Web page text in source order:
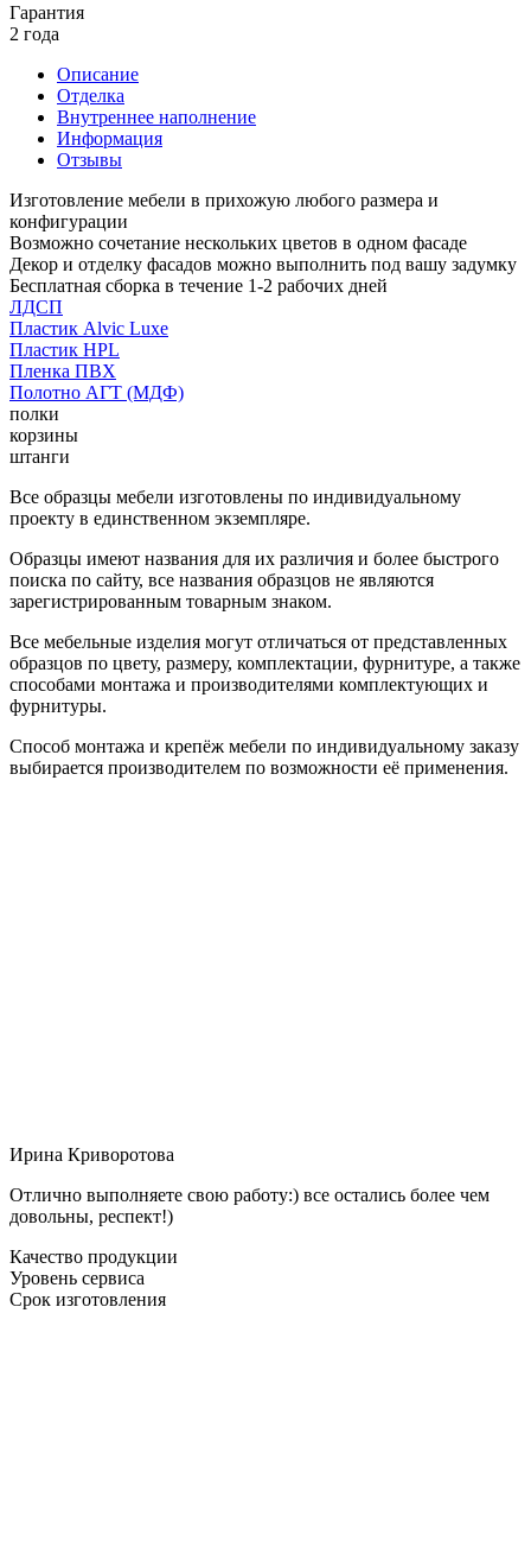
Гарантия
2 года
Описание
Отделка
Внутреннее наполнение
Информация
Отзывы
Изготовление мебели в прихожую любого размера и
конфигурации
Возможно сочетание нескольких цветов в одном фасаде
Декор и отделку фасадов можно выполнить под вашу задумку
Бесплатная сборка в течение 1-2 рабочих дней
ЛДСП
Пластик Alvic Luxe
Пластик HPL
Пленка ПВХ
Полотно АГТ (МДФ)
полки
корзины
штанги
Все образцы мебели изготовлены по индивидуальному
проекту в единственном экземпляре.
Образцы имеют названия для их различия и более быстрого
поиска по сайту, все названия образцов не являются
зарегистрированным товарным знаком.
Все мебельные изделия могут отличаться от представленных
образцов по цвету, размеру, комплектации, фурнитуре, а также
способами монтажа и производителями комплектующих и
фурнитуры.
Способ монтажа и крепёж мебели по индивидуальному заказу
выбирается производителем по возможности её применения.
Ирина Криворотова
Отлично выполняете свою работу:) все остались более чем
довольны, респект!)
Качество продукции
Уровень сервиса
Срок изготовления